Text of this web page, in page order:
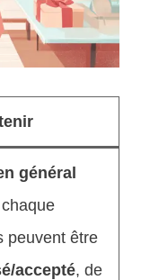
général
peuvent être
accepté, de